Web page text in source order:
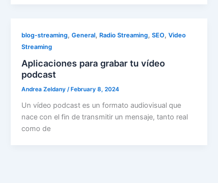
blog-streaming,General, Radio Streaming,SEO,Video
Streaming
Aplicaciones para grabar tu vídeo
podcast
Andrea Zeldany/ February 8, 2024
Un vídeo podcast es un formato audiovisual que
nace con el fin de transmitir un mensaje, tanto real
como de